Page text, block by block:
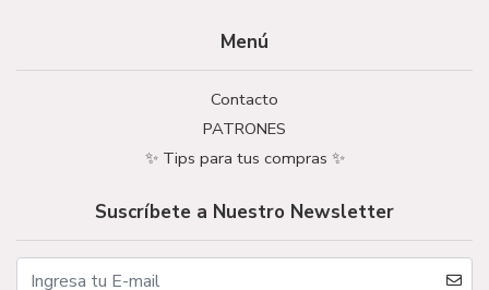
Menú
Contacto
PATRONES
✨ Tips para tus compras ✨
Suscríbete a Nuestro Newsletter